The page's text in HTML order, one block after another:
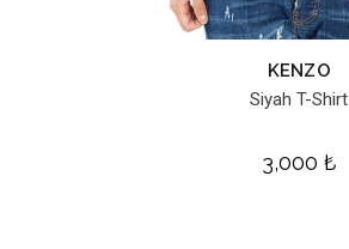
KENZO
Siyah T-Shirt
3,000 ₺